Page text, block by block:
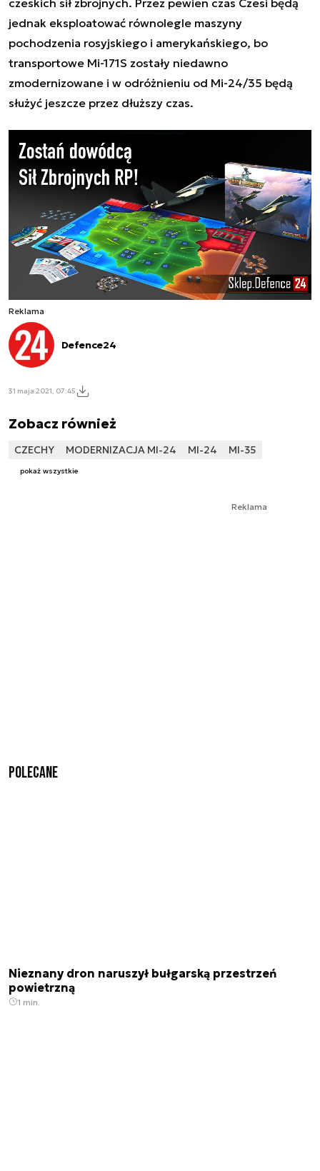
jednak eksploatować równolegle maszyny
pochodzenia rosyjskiego i amerykańskiego, bo
transportowe Mi-171S zostały niedawno
zmodernizowane i w odróżnieniu od Mi-24/35 będą
służyć jeszcze przez dłuższy czas.
Reklama
Defence24
31 maja 2021, 07:45
Zobacz również
CZECHY MODERNIZACJA MI-24 MI-24 MI-35
pokaż wszystkie
Reklama
Polecane
Nieznany dron naruszył bułgarską przestrzeń
powietrzną
1 min.